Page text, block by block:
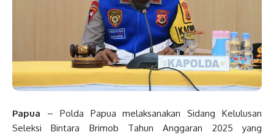
Papua – Polda Papua melaksanakan Sidang Kelulusan
Seleksi Bintara Brimob Tahun Anggaran 2025 yang